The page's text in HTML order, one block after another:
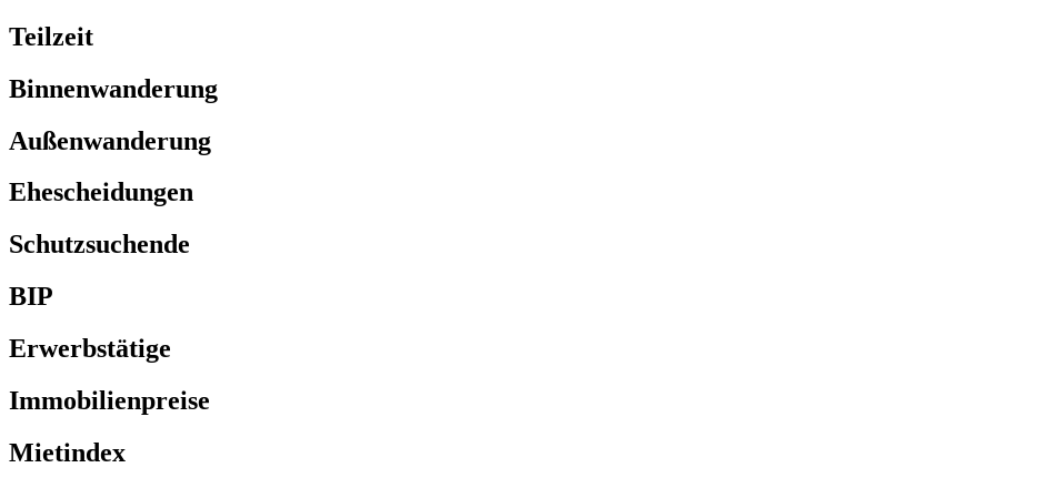
Teilzeit
Binnenwanderung
Außenwanderung
Ehescheidungen
Schutzsuchende
BIP
Erwerbstätige
Immobilienpreise
Mietindex